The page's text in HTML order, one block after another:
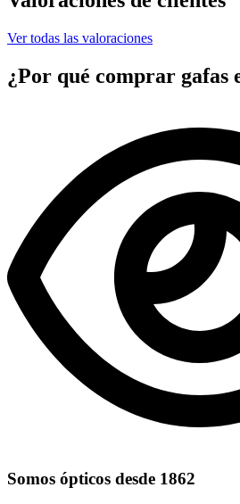
Ver todas las valoraciones
¿Por qué comprar gafas
Somos ópticos desde 1862